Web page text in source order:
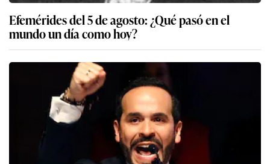
Efemérides del 5 de agosto: ¿Qué pasó en el
mundo un día como hoy?